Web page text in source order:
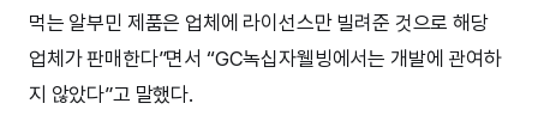
먹는 알부민 제품은 업체에 라이선스만 빌려준 것으로 해당
업체가 판매한다”면서 “GC녹십자웰빙에서는 개발에 관여하
지 않았다”고 말했다.